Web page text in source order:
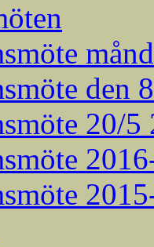
den
20/5